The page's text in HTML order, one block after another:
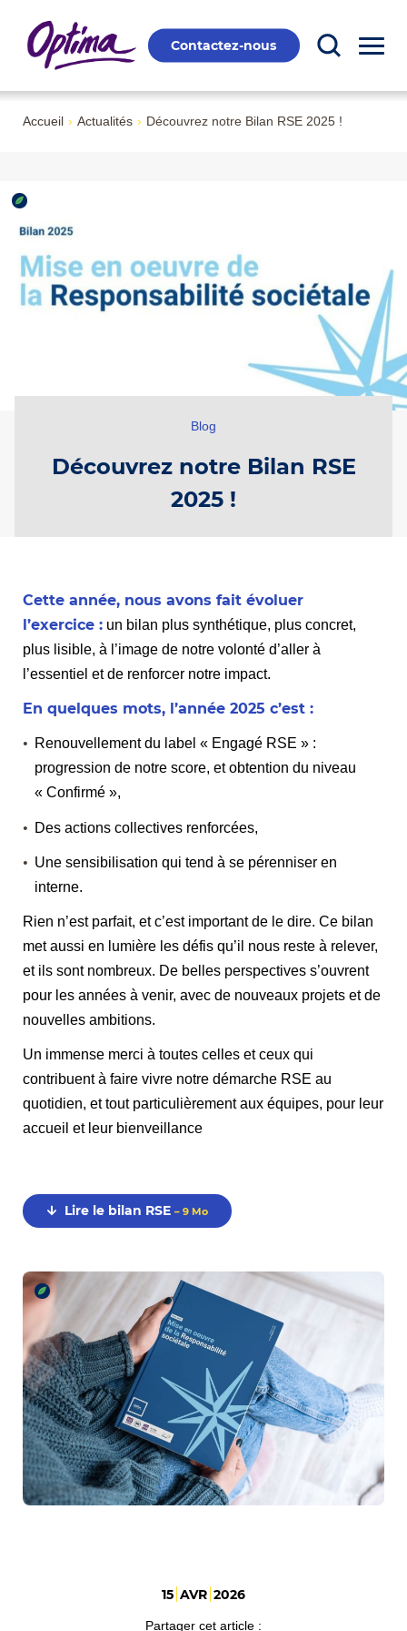
Contactez-nous
Accueil › Actualités › Découvrez notre Bilan RSE 2025 !
Blog
Découvrez notre Bilan RSE
2025 !
Cette année, nous avons fait évoluer
l’exercice : un bilan plus synthétique, plus concret,
plus lisible, à l’image de notre volonté d’aller à
l’essentiel et de renforcer notre impact.
En quelques mots, l’année 2025 c’est :
Renouvellement du label « Engagé RSE » :
progression de notre score, et obtention du niveau
« Confirmé »,
Des actions collectives renforcées,
Une sensibilisation qui tend à se pérenniser en
interne.
Rien n’est parfait, et c’est important de le dire. Ce bilan
met aussi en lumière les défis qu’il nous reste à relever,
et ils sont nombreux. De belles perspectives s’ouvrent
pour les années à venir, avec de nouveaux projets et de
nouvelles ambitions.
Un immense merci à toutes celles et ceux qui
contribuent à faire vivre notre démarche RSE au
quotidien, et tout particulièrement aux équipes, pour leur
accueil et leur bienveillance
Lire le bilan RSE– 9 Mo
15 AVR 2026
Partager cet article :